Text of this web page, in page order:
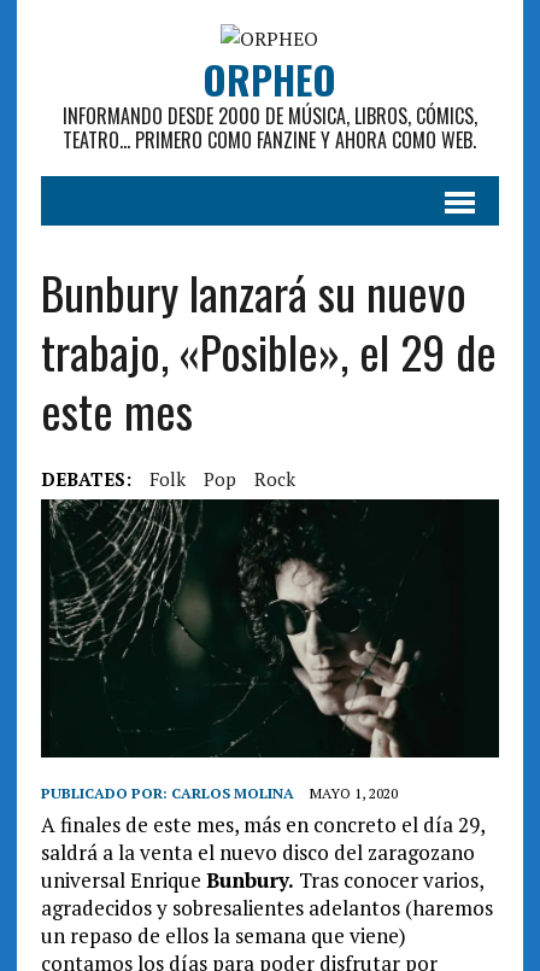
ORPHEO
INFORMANDO DESDE 2000 DE MÚSICA, LIBROS, CÓMICS,
TEATRO... PRIMERO COMO FANZINE Y AHORA COMO WEB.
Bunbury lanzará su nuevo
trabajo, «Posible», el 29 de
este mes
DEBATES: Folk Pop Rock
PUBLICADO POR: CARLOS MOLINA MAYO 1, 2020
A finales de este mes, más en concreto el día 29,
saldrá a la venta el nuevo disco del zaragozano
universal Enrique Bunbury. Tras conocer varios,
agradecidos y sobresalientes adelantos (haremos
un repaso de ellos la semana que viene)
contamos los días para poder disfrutar por